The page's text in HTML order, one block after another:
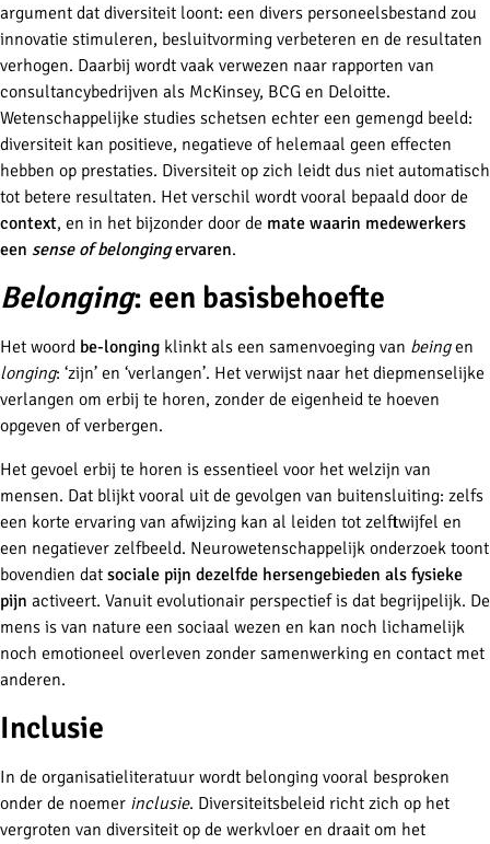
argument dat diversiteit loont: een divers personeelsbestand zou
innovatie stimuleren, besluitvorming verbeteren en de resultaten
verhogen. Daarbij wordt vaak verwezen naar rapporten van
consultancybedrijven als McKinsey, BCG en Deloitte.
Wetenschappelijke studies schetsen echter een gemengd beeld:
diversiteit kan positieve, negatieve of helemaal geen effecten
hebben op prestaties. Diversiteit op zich leidt dus niet automatisch
tot betere resultaten. Het verschil wordt vooral bepaald door de
context, en in het bijzonder door de mate waarin medewerkers
een sense of belongingervaren.
Belonging: een basisbehoefte
Het woord be-longing klinkt als een samenvoeging van beingen
longing: ‘zijn’ en ‘verlangen’. Het verwijst naar het diepmenselijke
verlangen om erbij te horen, zonder de eigenheid te hoeven
opgeven of verbergen.
Het gevoel erbij te horen is essentieel voor het welzijn van
mensen. Dat blijkt vooral uit de gevolgen van buitensluiting: zelfs
een korte ervaring van afwijzing kan al leiden tot zelftwijfel en
een negatiever zelfbeeld. Neurowetenschappelijk onderzoek toont
bovendien dat sociale pijn dezelfde hersengebieden als fysieke
pijn activeert. Vanuit evolutionair perspectief is dat begrijpelijk. De
mens is van nature een sociaal wezen en kan noch lichamelijk
noch emotioneel overleven zonder samenwerking en contact met
anderen.
Inclusie
In de organisatieliteratuur wordt belonging vooral besproken
onder de noemer inclusie. Diversiteitsbeleid richt zich op het
vergroten van diversiteit op de werkvloer en draait om het